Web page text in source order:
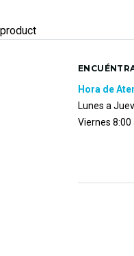
product
Hora de
Lunes a
Viernes 8:00